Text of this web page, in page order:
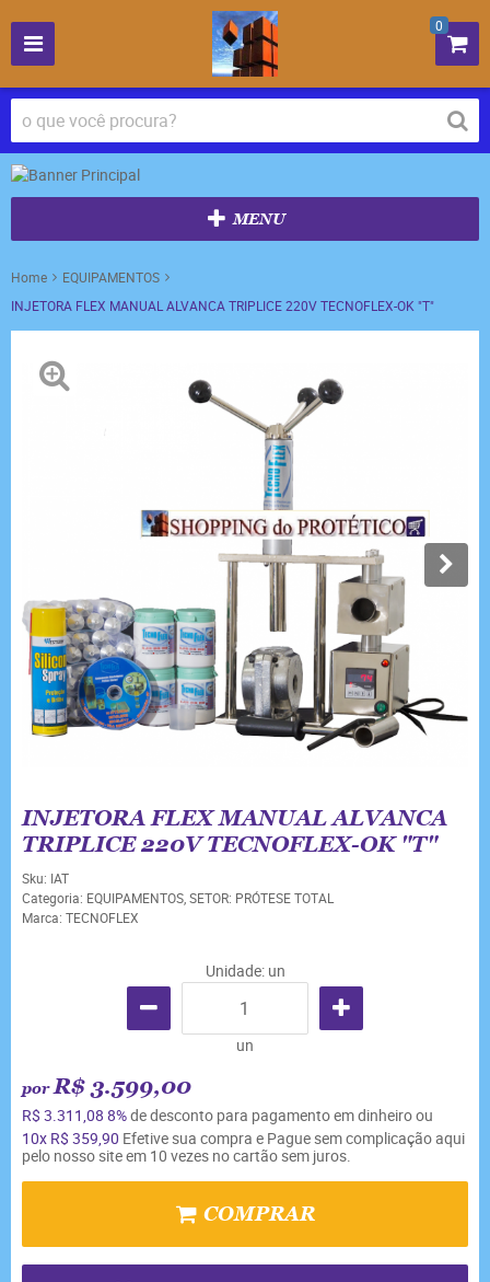
0
MENU
Home
EQUIPAMENTOS
INJETORA FLEX MANUAL ALVANCA TRIPLICE 220V TECNOFLEX-OK "T"
INJETORA FLEX MANUAL ALVANCA
TRIPLICE 220V TECNOFLEX-OK "T"
Sku: IAT
Categoria: EQUIPAMENTOS SETOR: PRÓTESE TOTAL
Marca: TECNOFLEX
Unidade: un
un
por R$ 3.599,00
R$ 3.311,08 8%de desconto para pagamento em dinheiro ou
10x R$ 359,90 Efetive sua compra e Pague sem complicação aqui
pelo nosso site em 10 vezes no cartão sem juros.
COMPRAR